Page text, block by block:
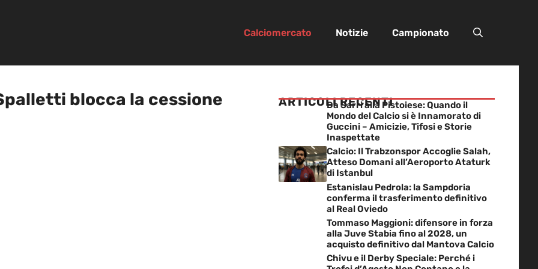
Calciomercato Notizie Campionato
blocca la cessione ARTICOLI RECENTI
Da Sarri alla Pistoiese: Quando il
Mondo del Calcio si è Innamorato di
Guccini – Amicizie, Tifosi e Storie
Inaspettate
Calcio: Il Trabzonspor Accoglie Salah,
Atteso Domani all’Aeroporto Ataturk
di Istanbul
Estanislau Pedrola: la Sampdoria
conferma il trasferimento definitivo
al Real Oviedo
Tommaso Maggioni: difensore in forza
alla Juve Stabia fino al 2028, un
acquisto definitivo dal Mantova Calcio
Chivu e il Derby Speciale: Perché i